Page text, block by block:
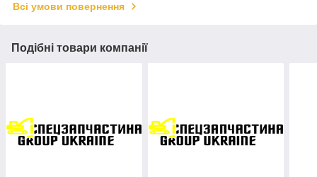
Всі умови повернення
Подібні товари компанії